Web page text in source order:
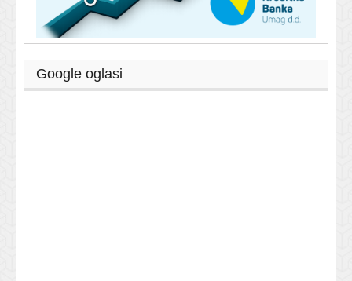
Google oglasi